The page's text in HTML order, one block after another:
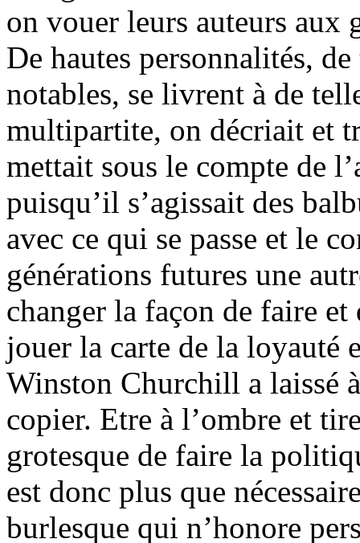
on vouer leurs auteurs aux
De hautes personnalités,
notables, se livrent à de
multipartite, on décriait et
mettait sous le compte de
puisqu’il s’agissait des
avec ce qui se passe et le
générations futures une
changer la façon de faire
jouer la carte de la loyauté
Winston Churchill a laissé
copier. Etre à l’ombre et
grotesque de faire la
est donc plus que
burlesque qui n’honore